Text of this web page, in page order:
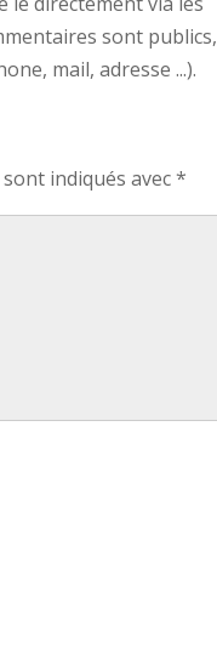
sont publics,
mail, adresse ...).
indiqués avec*